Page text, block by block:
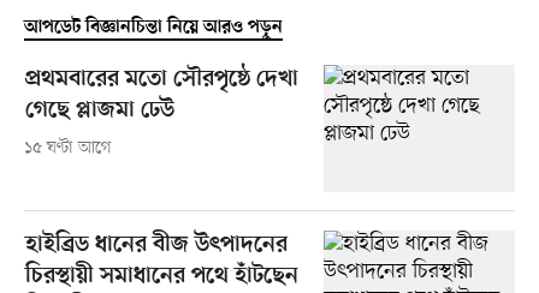
আপডেট বিজ্ঞানচিন্তা নিয়ে আরও পড়ুন
প্রথমবারের মতো সৌরপৃষ্ঠে দেখা
গেছে প্লাজমা ঢেউ
১৫ ঘণ্টা আগে
হাইব্রিড ধানের বীজ উৎপাদনের
চিরস্থায়ী সমাধানের পথে হাঁটছেন